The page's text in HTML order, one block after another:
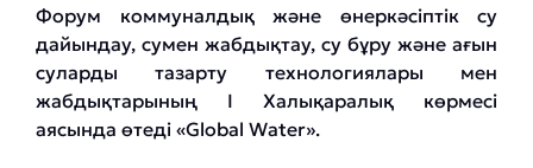
Форум коммуналдық және өнеркәсіптік су
дайындау, сумен жабдықтау, су бұру және ағын
суларды тазарту технологиялары мен
жабдықтарының I Халықаралық көрмесі
аясында өтеді «Global Water».